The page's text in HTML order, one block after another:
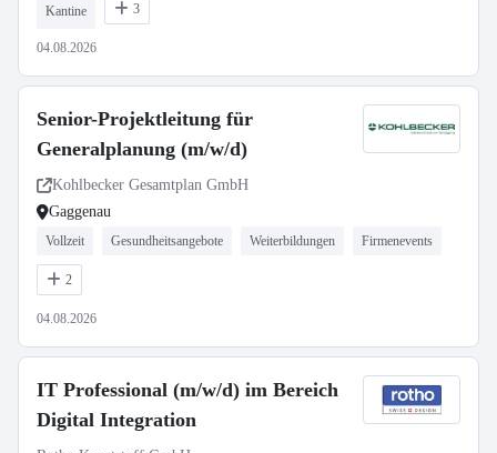
Kantine 3
04.08.2026
Senior-Projektleitung für
Generalplanung (m/w/d)
Kohlbecker Gesamtplan GmbH
Gaggenau
Vollzeit Gesundheitsangebote Weiterbildungen Firmenevents
2
04.08.2026
IT Professional (m/w/d) im Bereich
Digital Integration